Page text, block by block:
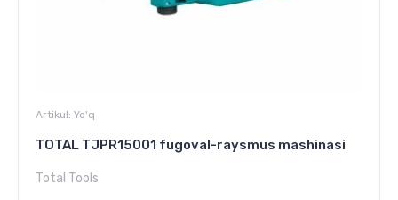
Artikul: Yo'q
TOTAL TJPR15001 fugoval-raysmus mashinasi
Total Tools